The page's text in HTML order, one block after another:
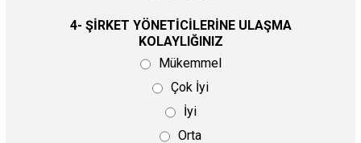
4- ŞİRKET YÖNETİCİLERİNE ULAŞMA
KOLAYLIĞINIZ
Mükemmel
Çok İyi
İyi
Orta